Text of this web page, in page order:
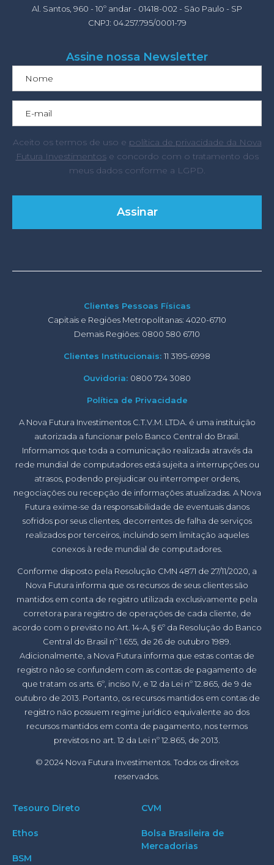
Al. Santos, 960 - 10º andar - 01418-002 - São Paulo - SP
CNPJ: 04.257.795/0001-79
Assine nossa Newsletter
Aceito os termos de uso e política de privacidade da Nova
Futura Investimentose concordo com o tratamento dos
meus dados conforme a LGPD.
Clientes Pessoas Físicas
Capitais e Regiões Metropolitanas: 4020-6710
Demais Regiões: 0800 580 6710
Clientes Institucionais: 11 3195-6998
Ouvidoria: 0800 724 3080
Política de Privacidade
A Nova Futura Investimentos C.T.V.M. LTDA. é uma instituição
autorizada a funcionar pelo Banco Central do Brasil.
Informamos que toda a comunicação realizada através da
rede mundial de computadores está sujeita a interrupções ou
atrasos, podendo prejudicar ou interromper ordens,
negociações ou recepção de informações atualizadas. A Nova
Futura exime-se da responsabilidade de eventuais danos
sofridos por seus clientes, decorrentes de falha de serviços
realizados por terceiros, incluindo sem limitação aqueles
conexos à rede mundial de computadores.
Conforme disposto pela Resolução CMN 4871 de 27/11/2020, a
Nova Futura informa que os recursos de seus clientes são
mantidos em conta de registro utilizada exclusivamente pela
corretora para registro de operações de cada cliente, de
acordo com o previsto no Art. 14-A, § 6º da Resolução do Banco
Central do Brasil nº 1.655, de 26 de outubro 1989.
Adicionalmente, a Nova Futura informa que estas contas de
registro não se confundem com as contas de pagamento de
que tratam os arts. 6º, inciso IV, e 12 da Lei nº 12.865, de 9 de
outubro de 2013. Portanto, os recursos mantidos em contas de
registro não possuem regime jurídico equivalente ao dos
recursos mantidos em conta de pagamento, nos termos
previstos no art. 12 da Lei nº 12.865, de 2013.
© 2024 Nova Futura Investimentos. Todos os direitos
reservados.
Tesouro Direto
Ethos
BSM
CVM
Bolsa Brasileira de
Mercadorias